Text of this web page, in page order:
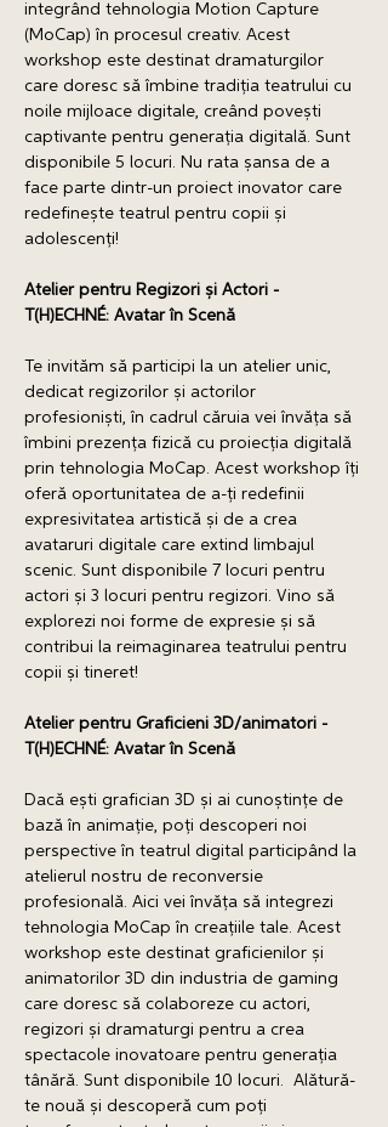
integrând tehnologia Motion Capture
(MoCap) în procesul creativ. Acest
workshop este destinat dramaturgilor
care doresc să îmbine tradiția teatrului cu
noile mijloace digitale, creând povești
captivante pentru generația digitală. Sunt
disponibile 5 locuri. Nu rata șansa de a
face parte dintr-un proiect inovator care
redefinește teatrul pentru copii și
adolescenți!
Atelier pentru Regizori și Actori -
T(H)ECHNÉ: Avatar în Scenă
Te invităm să participi la un atelier unic,
dedicat regizorilor și actorilor
profesioniști, în cadrul căruia vei învăța să
îmbini prezența fizică cu proiecția digitală
prin tehnologia MoCap. Acest workshop îți
oferă oportunitatea de a-ți redefinii
expresivitatea artistică și de a crea
avataruri digitale care extind limbajul
scenic. Sunt disponibile 7 locuri pentru
actori și 3 locuri pentru regizori. Vino să
explorezi noi forme de expresie și să
contribui la reimaginarea teatrului pentru
copii și tineret!
Atelier pentru Graficieni 3D/animatori -
T(H)ECHNÉ: Avatar în Scenă
Dacă ești grafician 3D și ai cunoștințe de
bază în animație, poți descoperi noi
perspective în teatrul digital participând la
atelierul nostru de reconversie
profesională. Aici vei învăța să integrezi
tehnologia MoCap în creațiile tale. Acest
workshop este destinat graficienilor și
animatorilor 3D din industria de gaming
care doresc să colaboreze cu actori,
regizori și dramaturgi pentru a crea
spectacole inovatoare pentru generația
tânără. Sunt disponibile 10 locuri.  Alătură-
te nouă și descoperă cum poți